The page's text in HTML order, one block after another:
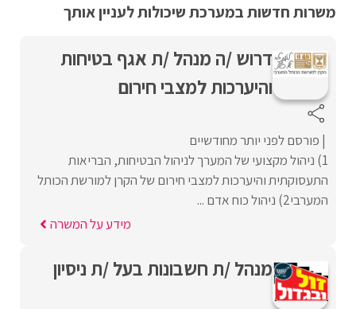
משרות חדשות במערכת שיכולות לעניין אותך
דרוש /ה מנהל /ת אגף בטיחות
והיערכות למצבי חירום
פורסם לפני יותר מחודשיים
1) ניהול מקצועי של המערך לניהול הבטיחות, הבריאות
התעסוקתית והיערכות למצבי חירום של הקרן למורשת הכותל
המערבי2) ניהול כוח אדם ...
מידע על המשרה
מנהל /ת חשבונות בעל /ת ניסיון